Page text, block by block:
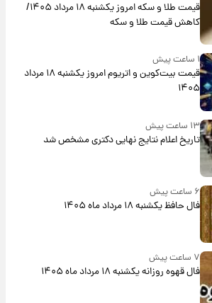
قیمت طلا و سکه امروز یکشنبه ۱۸ مرداد ۱۴۰۵/
کاهش قیمت طلا و سکه
۱ ساعت پیش
قیمت بیت‌کوین و اتریوم امروز یکشنبه ۱۸ مرداد
۱۴۰۵
۱۳ ساعت پیش
تاریخ اعلام نتایج نهایی دکتری مشخص شد
۶ ساعت پیش
فال حافظ یکشنبه ۱۸ مرداد ماه ۱۴۰۵
۷ ساعت پیش
فال قهوه روزانه یکشنبه ۱۸ مرداد ماه ۱۴۰۵